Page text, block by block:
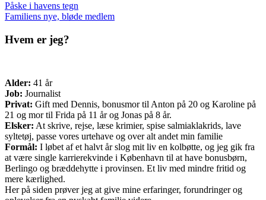
Påske i havens tegn
Familiens nye, bløde medlem
Hvem er jeg?
Alder: 41 år
Job: Journalist
Privat: Gift med Dennis, bonusmor til Anton på 20 og Karoline på
21 og mor til Frida på 11 år og Jonas på 8 år.
Elsker: At skrive, rejse, læse krimier, spise salmiaklakrids, lave
syltetøj, passe vores urtehave og over alt andet min familie
Formål: I løbet af et halvt år slog mit liv en kolbøtte, og jeg gik fra
at være single karrierekvinde i København til at have bonusbørn,
Berlingo og bræddehytte i provinsen. Et liv med mindre fritid og
mere kærlighed.
Her på siden prøver jeg at give mine erfaringer, forundringer og